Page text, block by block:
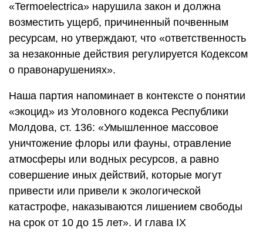
«Termoelectrica» нарушила закон и должна
возместить ущерб, причиненный почвенным
ресурсам, но утверждают, что «ответственность
за незаконные действия регулируется Кодексом
о правонарушениях».
Наша партия напоминает в контексте о понятии
«экоцид» из Уголовного кодекса Республики
Молдова, ст. 136: «Умышленное массовое
уничтожение флоры или фауны, отравление
атмосферы или водных ресурсов, а равно
совершение иных действий, которые могут
привести или привели к экологической
катастрофе, наказываются лишением свободы
на срок от 10 до 15 лет». И глава IX